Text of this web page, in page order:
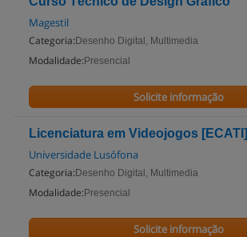
Magestil
Categoria: Desenho Digital, Multimedia
Modalidade: Presencial
Solicite informação
Licenciatura em Videojogos [ECATI]
Universidade Lusófona
Categoria: Desenho Digital, Multimedia
Modalidade: Presencial
Solicite informação